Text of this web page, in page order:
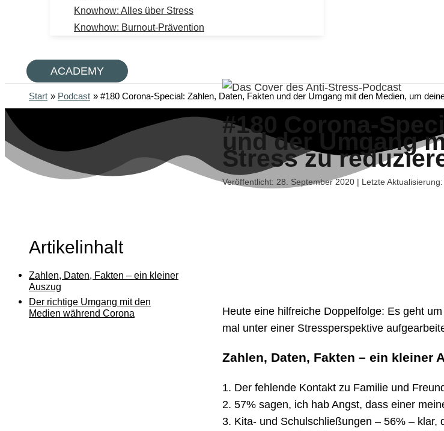
Knowhow: Alles über Stress
Knowhow: Burnout-Prävention
ACADEMY
Start Podcast #180 Corona-Special: Zahlen, Daten, Fakten und der Umgang mit den Medien, um
Artikelinhalt
Zahlen, Daten, Fakten – ein kleiner
Auszug
Der richtige Umgang mit den
Medien während Corona
#180 Corona-
und der Umgang
Stress zu
Veröffentlicht: 28. September 2020 | Letzte
Heute eine hilfreiche Doppelfolge: Es geht
mal unter einer Stressperspektive
Zahlen, Daten, Fakten – ein kleiner
1. Der fehlende Kontakt zu Familie und
2. 57% sagen, ich hab Angst, dass einer
3. Kita- und Schulschließungen – 56% – klar,